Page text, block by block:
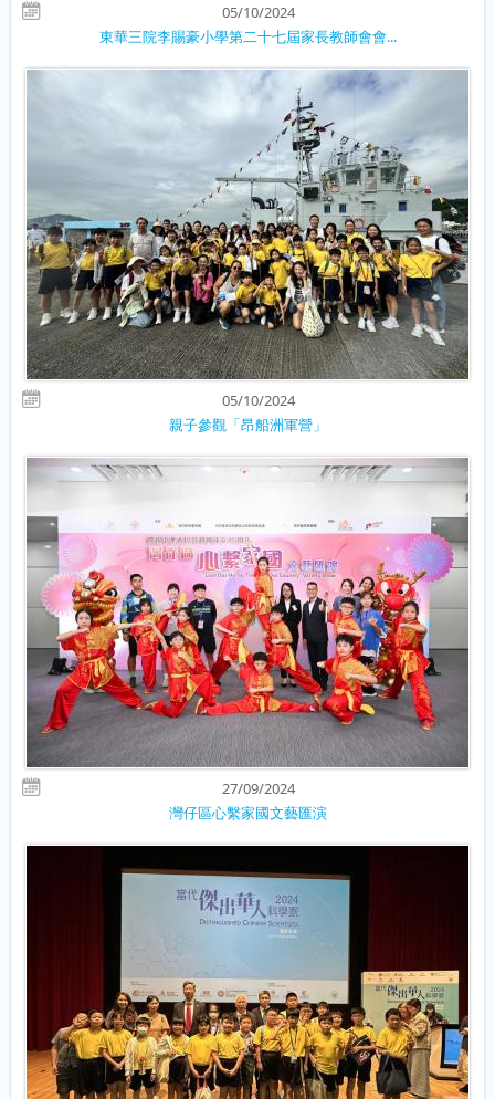
05/10/2024
東華三院李賜豪小學第二十七屆家長教師會會...
05/10/2024
親子參觀「昂船洲軍營」
27/09/2024
灣仔區心繫家國文藝匯演